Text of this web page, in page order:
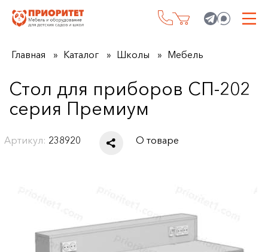
Главная Каталог Школы Мебель
Стол для приборов СП-202
серия Премиум
Артикул: 238920 О товаре